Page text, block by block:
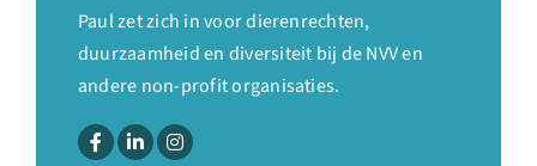
Paul zet zich in voor dierenrechten,
duurzaamheid en diversiteit bij de NVV en
andere non-profit organisaties.